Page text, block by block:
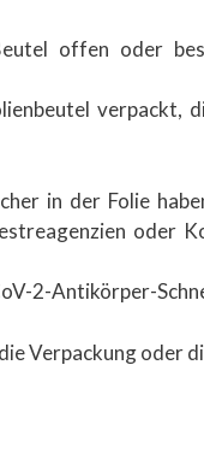
offen oder
verpackt,
in der Folie
oder
2-Antikörper-
Verpackung oder